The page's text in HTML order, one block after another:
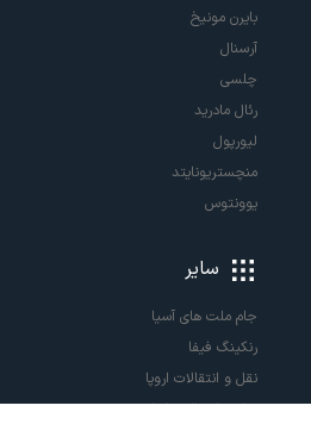
بایرن مونیخ
آرسنال
چلسی
رئال مادرید
لیورپول
منچستریونایتد
یوونتوس
سایر
جام ملت های آسیا
رنکینگ فیفا
نقل و انتقالات اروپا
نقل و انتقالات ایران